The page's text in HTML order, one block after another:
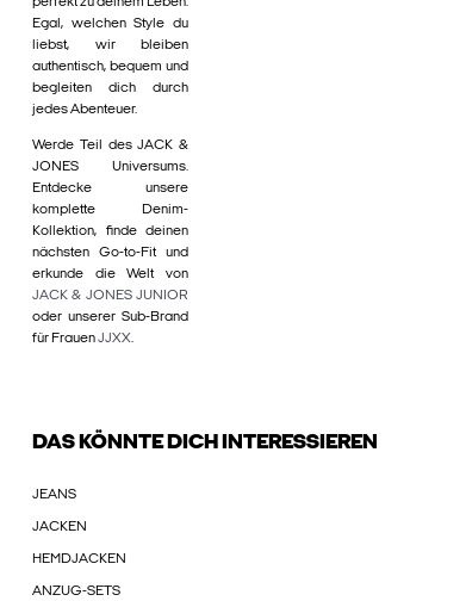
Egal, welchen Style du
liebst, wir bleiben
authentisch, bequem und
begleiten dich durch
jedes Abenteuer.
Werde Teil des JACK &
JONES Universums.
Entdecke unsere
komplette Denim-
Kollektion, finde deinen
nächsten Go-to-Fit und
erkunde die Welt von
JACK & JONES JUNIOR
oder unserer Sub-Brand
für FrauenJJXX.
DAS KÖNNTE DICH INTERESSIEREN
JEANS
JACKEN
HEMDJACKEN
ANZUG-SETS